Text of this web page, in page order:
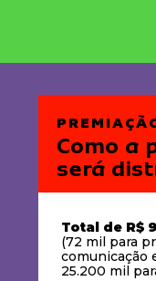
Como a
será
Total de R$
(72 mil para
comunicação
25.200 mil